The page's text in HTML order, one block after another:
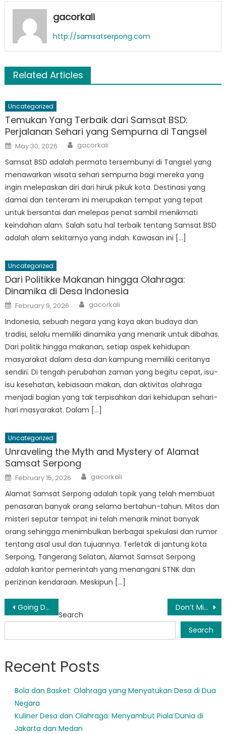
gacorkali
http://samsatserpong.com
Related Articles
Uncategorized
Temukan Yang Terbaik dari Samsat BSD:
Perjalanan Sehari yang Sempurna di Tangsel
Posted
on
May 30, 2026 Author
gacorkali
Samsat BSD adalah permata tersembunyi di Tangsel yang
menawarkan wisata sehari sempurna bagi mereka yang
ingin melepaskan diri dari hiruk pikuk kota. Destinasi yang
damai dan tenteram ini merupakan tempat yang tepat
untuk bersantai dan melepas penat sambil menikmati
keindahan alam. Salah satu hal terbaik tentang Samsat BSD
adalah alam sekitarnya yang indah. Kawasan ini […]
Uncategorized
Dari Politikke Makanan hingga Olahraga:
Dinamika di Desa Indonesia
Posted
on
February 9, 2026 Author
gacorkali
Indonesia, sebuah negara yang kaya akan budaya dan
tradisi, selalu memiliki dinamika yang menarik untuk dibahas.
Dari politik hingga makanan, setiap aspek kehidupan
masyarakat dalam desa dan kampung memiliki ceritanya
sendiri. Di tengah perubahan zaman yang begitu cepat, isu-
isu kesehatan, kebiasaan makan, dan aktivitas olahraga
menjadi bagian yang tak terpisahkan dari kehidupan sehari-
hari masyarakat. Dalam […]
Uncategorized
Unraveling the Myth and Mystery of Alamat
Samsat Serpong
Posted
on
February 15, 2026 Author
gacorkali
Alamat Samsat Serpong adalah topik yang telah membuat
penasaran banyak orang selama bertahun-tahun. Mitos dan
misteri seputar tempat ini telah menarik minat banyak
orang sehingga menimbulkan berbagai spekulasi dan rumor
tentang asal usul dan tujuannya. Terletak di jantung kota
Serpong, Tangerang Selatan, Alamat Samsat Serpong
adalah kantor pemerintah yang menangani STNK dan
perizinan kendaraan. Meskipun […]
Post
navigation
Going Digital: Samsat Tangerang Selatan Introduces Online Payment Options Don’t Miss Out: Jadwal Samsat Serpong Schedule and Locations
Search
Search
Recent Posts
Bola dan Basket: Olahraga yang Menyatukan Desa di Dua
Negara
Kuliner Desa dan Olahraga: Menyambut Piala Dunia di
Jakarta dan Medan